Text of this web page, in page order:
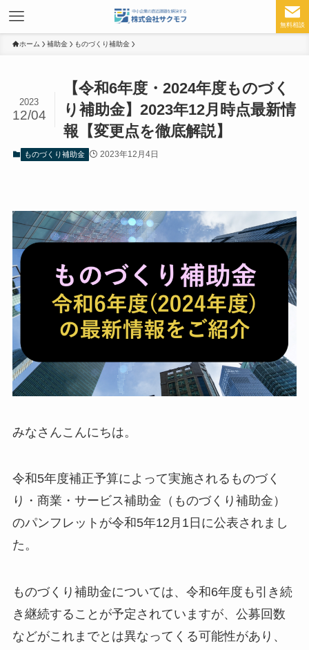
無料相談
ホーム 補助金 ものづくり補助金
【令和6年度・2024年度ものづく
り補助金】2023年12月時点最新情
報【変更点を徹底解説】
2023
12/04
ものづくり補助金 2023年12月4日
みなさんこんにちは。
令和5年度補正予算によって実施されるものづく
り・商業・サービス補助金（ものづくり補助金）
のパンフレットが令和5年12月1日に公表されまし
た。
ものづくり補助金については、令和6年度も引き続
き継続することが予定されていますが、公募回数
などがこれまでとは異なってくる可能性があり、